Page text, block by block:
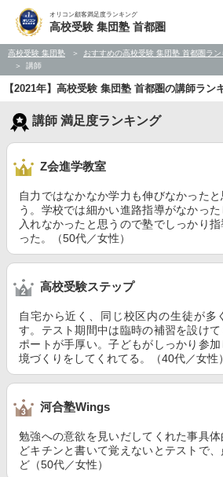
オリコン顧客満足度ランキング
高校受験 集団塾 首都圏
高校受験 集団塾 おすすめの高校受験 集団塾 首都圏ラ
講師
【2021年】高校受験 集団塾 首都圏の講師ラン
講師 満足度ランキング
Z会進学教室
自力ではなかなか学力も伸びなかった
う。学校では細かい進路指導がなかっ
入れなかったと思うので塾でしっかり
った。（50代／女性）
高校受験ステップ
自宅から近く、同じ校区内の生徒が多
す。テスト期間中は臨時の補習を設け
ポートが手厚い。子どもがしっかり参
境づくりをしてくれてる。（40代／女性）
河合塾Wings
勉強への意欲を見いだしてくれた事具
どキチンと書いて覚えないとテストで
ど（50代／女性）